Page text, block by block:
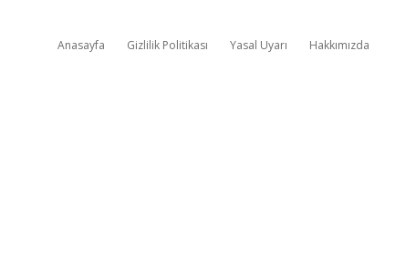
Anasayfa Gizlilik Politikası Yasal Uyarı Hakkımızda